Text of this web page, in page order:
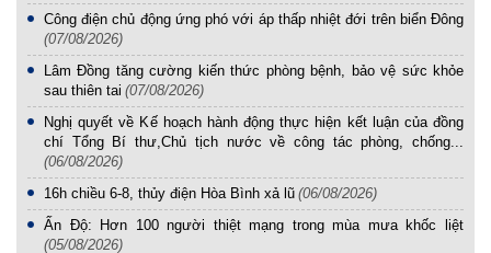
Công điện chủ động ứng phó với áp thấp nhiệt đới trên biển Đông
(07/08/2026)
Lâm Đồng tăng cường kiến thức phòng bệnh, bảo vệ sức khỏe
sau thiên tai (07/08/2026)
Nghị quyết về Kế hoạch hành động thực hiện kết luận của đồng
chí Tổng Bí thư,Chủ tịch nước về công tác phòng, chống...
(06/08/2026)
16h chiều 6-8, thủy điện Hòa Bình xả lũ (06/08/2026)
Ấn Độ: Hơn 100 người thiệt mạng trong mùa mưa khốc liệt
(05/08/2026)